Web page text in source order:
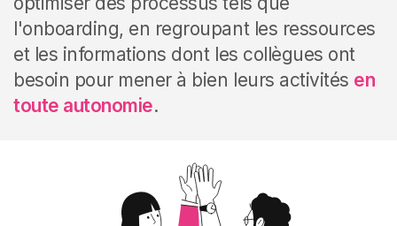
l'onboarding, en regroupant les ressources
et les informations dont les collègues ont
besoin pour mener à bien leurs activités en
toute autonomie.